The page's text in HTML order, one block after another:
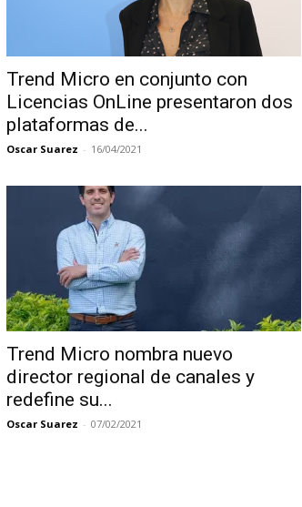
Trend Micro en conjunto con
Licencias OnLine presentaron dos
plataformas de...
Oscar Suarez - 16/04/2021
Trend Micro nombra nuevo
director regional de canales y
redefine su...
Oscar Suarez - 07/02/2021